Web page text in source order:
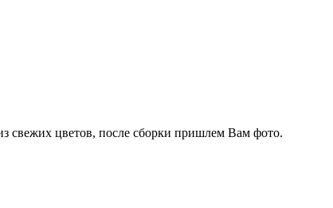
свежих цветов, после сборки пришлем Вам фото.